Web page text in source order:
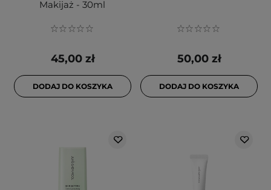
Makijaż - 30ml
45,00 zł
DODAJ DO KOSZYKA
50,00 zł
DODAJ DO KOSZYKA